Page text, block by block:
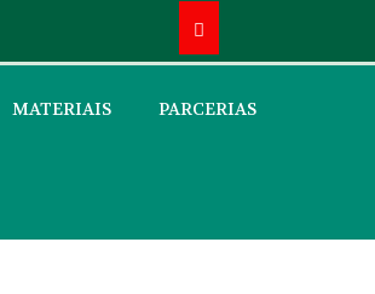
MATERIAIS PARCERIAS